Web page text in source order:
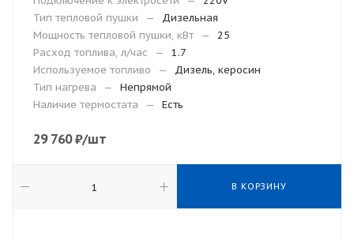
Тип тепловой пушки
—
Дизельная
Мощность тепловой пушки, кВт
—
25
Расход топлива, л/час
—
1.7
Используемое топливо
—
Дизель, керосин
Тип нагрева
—
Непрямой
Наличие термостата
— Есть
29 760₽/шт
В КОРЗИНУ